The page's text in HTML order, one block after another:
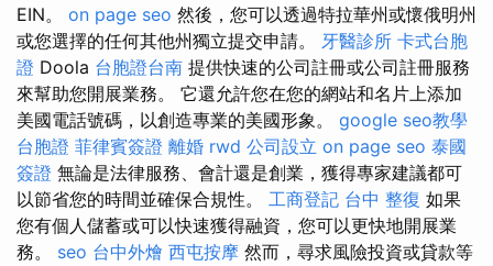
EIN。 on page seo 然後，您可以透過特拉華州或懷俄明州
或您選擇的任何其他州獨立提交申請。 牙醫診所 卡式台胞
證 Doola 台胞證台南 提供快速的公司註冊或公司註冊服務
來幫助您開展業務。 它還允許您在您的網站和名片上添加
美國電話號碼，以創造專業的美國形象。 google seo教學
台胞證 菲律賓簽證 離婚 rwd 公司設立 on page seo 泰國
簽證 無論是法律服務、會計還是創業，獲得專家建議都可
以節省您的時間並確保合規性。 工商登記 台中 整復 如果
您有個人儲蓄或可以快速獲得融資，您可以更快地開展業
務。 seo 台中外燴 西屯按摩 然而，尋求風險投資或貸款等